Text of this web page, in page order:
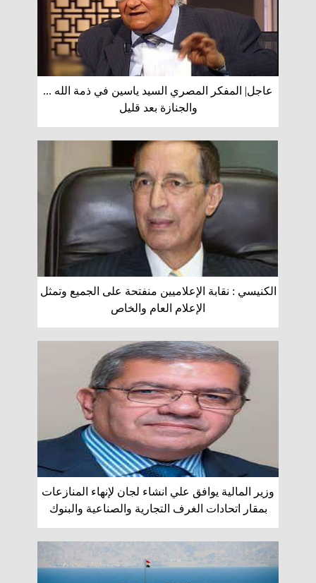
عاجل| المفكر المصري السيد ياسين في ذمة الله ...
والجنازة بعد قليل
الكنيسي : نقابة الإعلاميين منفتحة على الجميع وتمثل
الإعلام العام والخاص
وزير المالية يوافق علي انشاء لجان لإنهاء المنازعات
بمقار اتحادات الغرف التجارية والصناعية والبنوك